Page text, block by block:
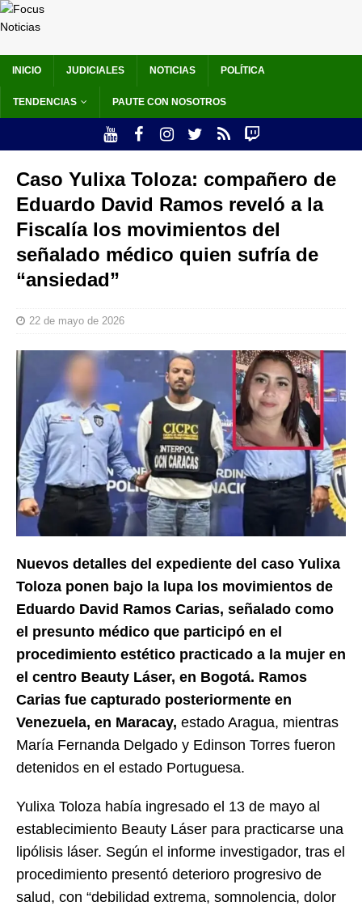
INICIO JUDICIALES NOTICIAS POLÍTICA
TENDENCIAS PAUTE CON NOSOTROS
Caso Yulixa Toloza: compañero de
Eduardo David Ramos reveló a la
Fiscalía los movimientos del
señalado médico quien sufría de
“ansiedad”
22 de mayo de 2026
Nuevos detalles del expediente del caso Yulixa
Toloza ponen bajo la lupa los movimientos de
Eduardo David Ramos Carias, señalado como
el presunto médico que participó en el
procedimiento estético practicado a la mujer en
el centro Beauty Láser, en Bogotá. Ramos
Carias fue capturado posteriormente en
Venezuela, en Maracay, estado Aragua, mientras
María Fernanda Delgado y Edinson Torres fueron
detenidos en el estado Portuguesa.
Yulixa Toloza había ingresado el 13 de mayo al
establecimiento Beauty Láser para practicarse una
lipólisis láser. Según el informe investigador, tras el
procedimiento presentó deterioro progresivo de
salud, con “debilidad extrema, somnolencia, dolor